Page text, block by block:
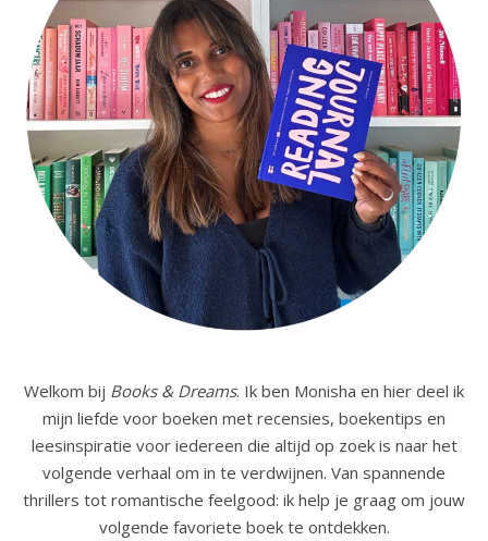
Welkom bij Books & Dreams. Ik ben Monisha en hier deel ik
mijn liefde voor boeken met recensies, boekentips en
leesinspiratie voor iedereen die altijd op zoek is naar het
volgende verhaal om in te verdwijnen. Van spannende
thrillers tot romantische feelgood: ik help je graag om jouw
volgende favoriete boek te ontdekken.